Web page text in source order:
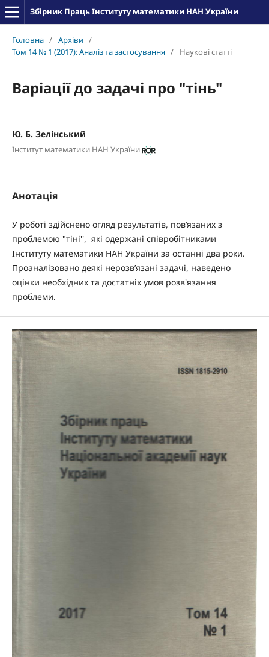
Збірник Праць Інституту математики НАН України
Головна / Архіви /
Том 14 № 1 (2017): Аналіз та застосування / Наукові статті
Варіації до задачі про "тінь"
Ю. Б. Зелінський
Інститут математики НАН України
Анотація
У роботі здійснено огляд результатів, пов’язаних з
проблемою "тіні'', які одержані співробітниками
Інституту математики НАН України за останні два роки.
Проаналізовано деякі нерозв’язані задачі, наведено
оцінки необхідних та достатніх умов розв'язання
проблеми.